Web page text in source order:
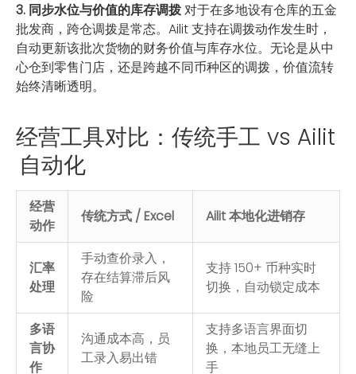
3. 同步水位与价值的库存调拨对于在多地设有仓库的五金
批发商，跨仓调拨是常态。Ailit 支持在调拨动作发生时，
自动更新该批次货物的财务价值与库存水位。无论是从中
心仓到零售门店，还是跨越不同币种区的调拨，价值流转
始终清晰透明。
经营工具对比：传统手工 vs Ailit
自动化
经营
动作
传统方式 / Excel Ailit 本地化进销存
汇率
处理
手动查价录入，
存在结算滞后风
险
支持 150+ 币种实时
切换，自动锁定成本
多语
言协
作
沟通成本高，员
工录入易出错
支持多语言界面切
换，本地员工无缝上
手